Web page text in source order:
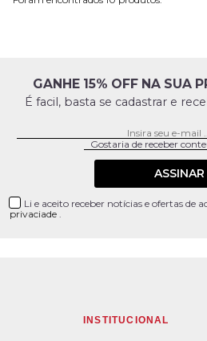
GANHE 15% OFF NA SUA
É facil, basta se cadastrar e
ASSINAR
Li e aceito receber notícias e ofertas de
privaciade
INSTITUCIONAL